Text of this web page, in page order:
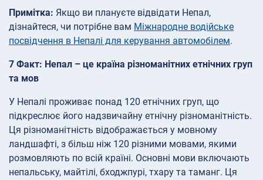
Примітка: Якщо ви плануєте відвідати Непал,
дізнайтеся, чи потрібне вам Міжнародне водійське
посвідчення в Непалі для керування автомобілем.
7 Факт: Непал – це країна різноманітних етнічних груп
та мов
У Непалі проживає понад 120 етнічних груп, що
підкреслює його надзвичайну етнічну різноманітність.
Ця різноманітність відображається у мовному
ландшафті, з більш ніж 120 різними мовами, якими
розмовляють по всій країні. Основні мови включають
непальську, майтілі, бходжпурі, тхару та таманг. Ця